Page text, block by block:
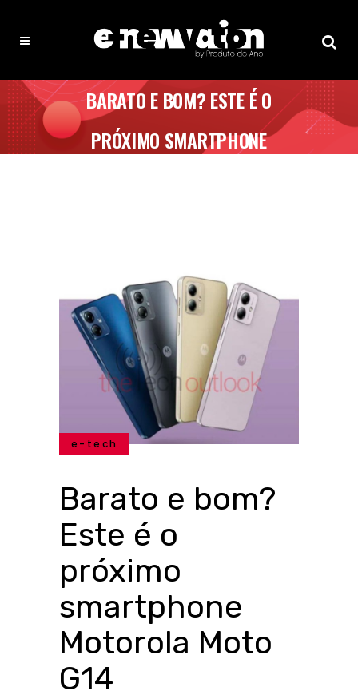
BARATO E BOM? ESTE É O
PRÓXIMO SMARTPHONE
e-tech
Barato e bom?
Este é o
próximo
smartphone
Motorola Moto
G14